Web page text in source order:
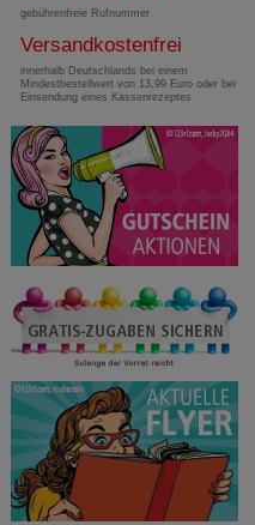
gebührenfreie Rufnummer
Versandkostenfrei
innerhalb Deutschlands bei einem
Mindestbestellwert von 13,99 Euro oder bei
Einsendung eines Kassenrezeptes